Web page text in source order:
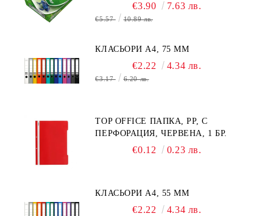
€3.90 7.63 лв.
€5.57 10.89 лв.
КЛАСЬОРИ А4, 75 MM
€2.22 4.34 лв.
€3.17 6.20 лв.
TOP OFFICE ПАПКА, PP, С
ПЕРФОРАЦИЯ, ЧЕРВЕНА, 1 БР.
€0.12 0.23 лв.
КЛАСЬОРИ А4, 55 MM
€2.22 4.34 лв.